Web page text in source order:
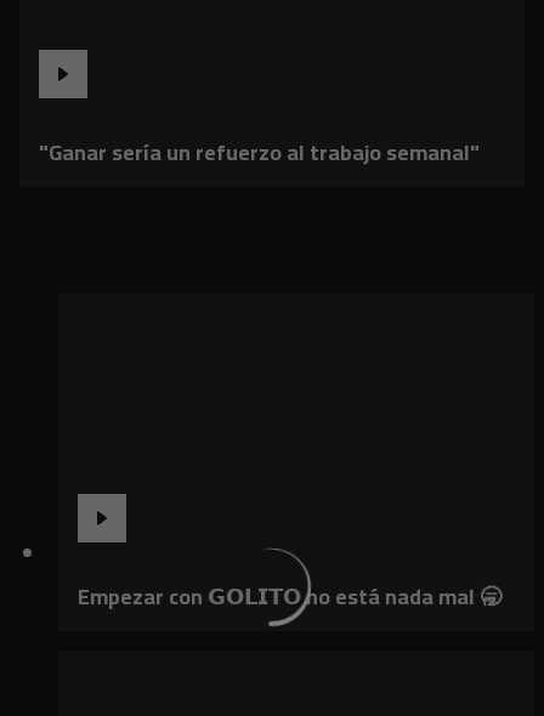
"Ganar sería un refuerzo al trabajo semanal"
Empezar con 𝗚𝗢𝗟𝗜𝗧𝗢 no está nada mal 🥱